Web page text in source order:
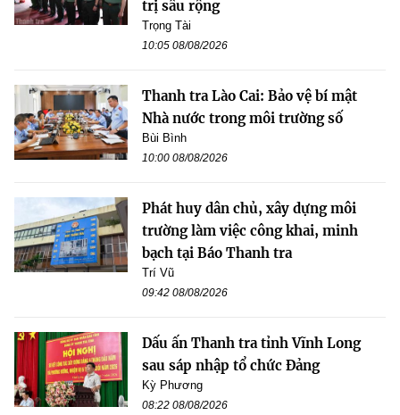
trị sâu rộng
Trọng Tài
10:05 08/08/2026
Thanh tra Lào Cai: Bảo vệ bí mật
Nhà nước trong môi trường số
Bùi Bình
10:00 08/08/2026
Phát huy dân chủ, xây dựng môi
trường làm việc công khai, minh
bạch tại Báo Thanh tra
Trí Vũ
09:42 08/08/2026
Dấu ấn Thanh tra tỉnh Vĩnh Long
sau sáp nhập tổ chức Đảng
Kỳ Phương
08:22 08/08/2026